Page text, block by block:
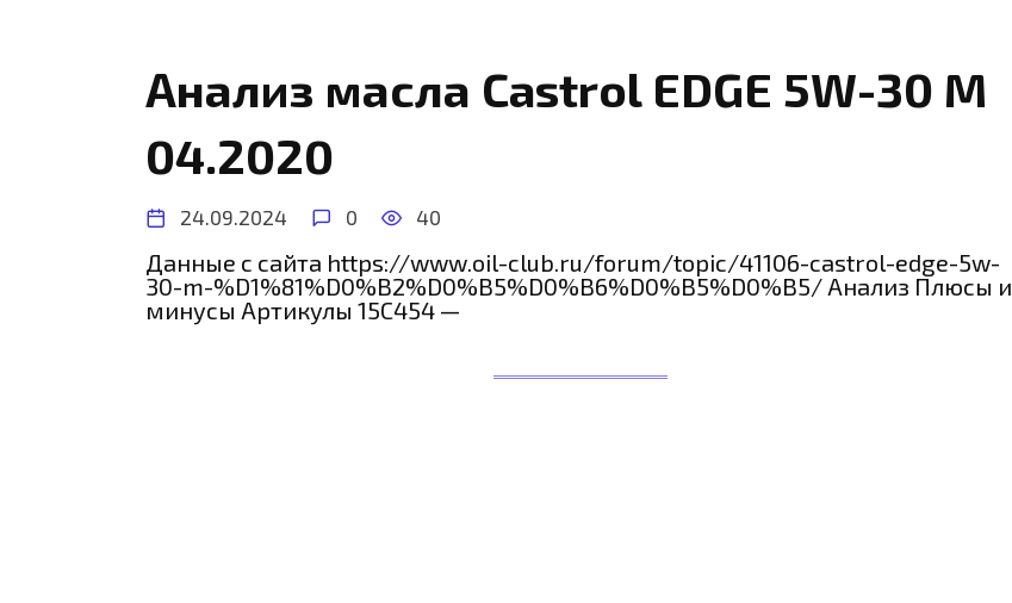
Анализ масла Castrol EDGE 5W-30 M
04.2020
24.09.2024 0 40
Данные с сайта https://www.oil-club.ru/forum/topic/41106-castrol-edge-5w-
30-m-%D1%81%D0%B2%D0%B5%D0%B6%D0%B5%D0%B5/ Анализ Плюсы и
минусы Артикулы 15С454 —